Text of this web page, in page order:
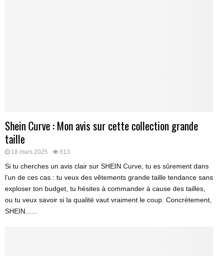
Shein Curve : Mon avis sur cette collection grande
taille
18 mars 2025 613
Si tu cherches un avis clair sur SHEIN Curve, tu es sûrement dans
l’un de ces cas : tu veux des vêtements grande taille tendance sans
exploser ton budget, tu hésites à commander à cause des tailles,
ou tu veux savoir si la qualité vaut vraiment le coup. Concrètement,
SHEIN......